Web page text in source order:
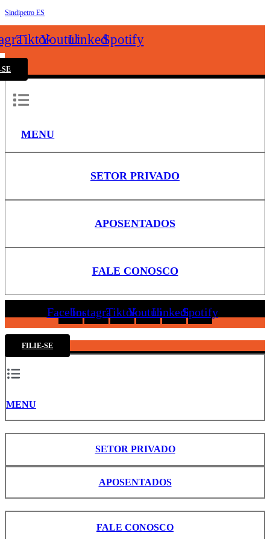
Sindipetro ES
TiktokYoutubeLinkedinSpotify
MENU
SETOR PRIVADO
APOSENTADOS
FALE CONOSCO
FacebookInstagramTiktokYoutubeLinkedinSpotify
FILIE-SE
MENU
SETOR PRIVADO
APOSENTADOS
FALE CONOSCO